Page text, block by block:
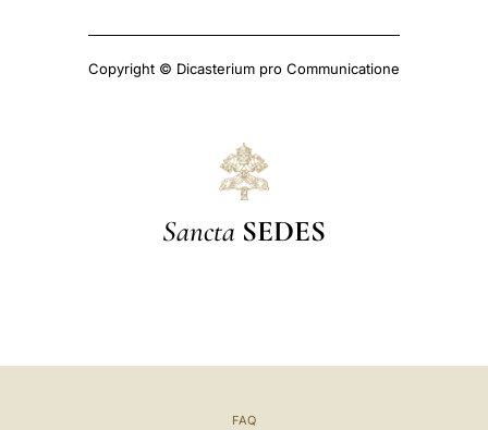
Copyright © Dicasterium pro Communicatione
Sancta SEDES
FAQ